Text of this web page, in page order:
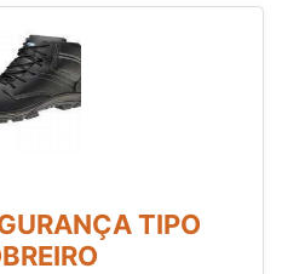
TIPO